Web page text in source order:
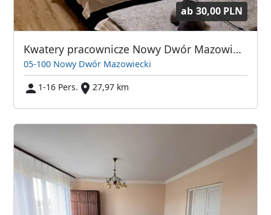
ab 30,00 PLN
Kwatery pracownicze Nowy Dwór Mazowiecki
05-100 Nowy Dwór Mazowiecki
1-16 Pers.
27,97 km